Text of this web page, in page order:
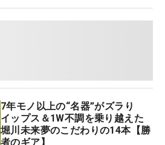
7年モノ以上の“名器”がズラり
イップス＆1W不調を乗り越えた
堀川未来夢のこだわりの14本【勝
者のギア】